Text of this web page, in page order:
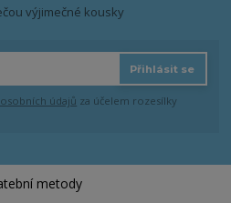
výjimečné kousky
Přihlásit se
údajů za účelem rozesílky